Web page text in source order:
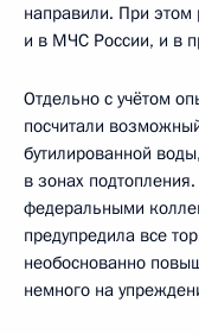
направили. При этом
и в МЧС России, и в
Отдельно с учётом
посчитали
бутилированной
в зонах
федеральными
предупредила все
необоснованно
немного на